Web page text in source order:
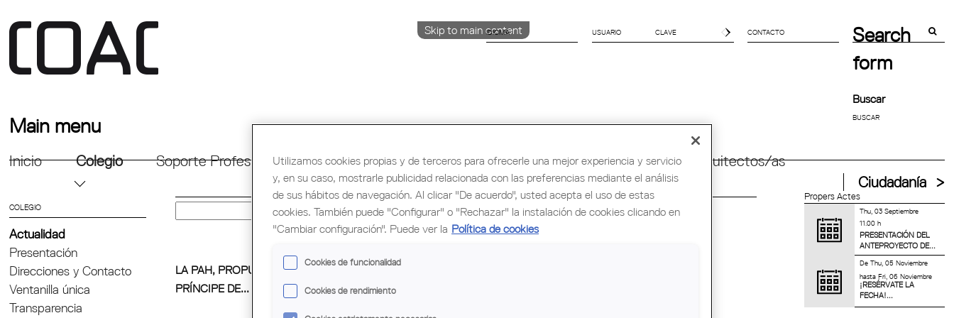
Skip to main content
IDIOMA CONTACTO
Search
form
Buscar
Main menu
Inicio Colegio Soporte Profesional Formación y Ocupación Cultura
Congreso Mundial de Arquitectos/as
Ciudadanía
Propers Actes
Thu, 03 Septiembre
11.00 h
PRESENTACIÓN DEL
ANTEPROYECTO DE...
DeThu, 05 Noviembre
hastaFri, 06 Noviembre
¡RESÉRVATE LA
FECHA!...
COLEGIO
Actualidad
Presentación
Direcciones y Contacto
Ventanilla única
Transparencia
LA PAH, PROPUESTA PARA EL
PRÍNCIPE DE...
EL COAC FIRMA UN CONVENIO
CON MICROSOFT
Utilizamos cookies propias y de terceros para ofrecerle una mejor experiencia y servicio
y, en su caso, mostrarle publicidad relacionada con las preferencias mediante el análisis
de sus hábitos de navegación. Al clicar "De acuerdo", usted acepta el uso de estas
cookies. También puede "Configurar" o "Rechazar" la instalación de cookies clicando en
"Cambiar configuración". Puede ver la Política de cookies
Cookies de funcionalidad
Cookies de rendimiento